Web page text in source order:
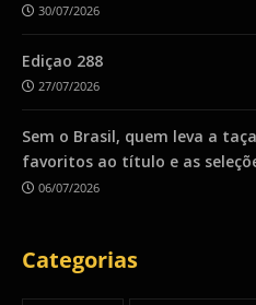
30/07/2026
Ediçao 288
27/07/2026
Sem o Brasil, quem leva a
favoritos ao título e as
06/07/2026
Categorias